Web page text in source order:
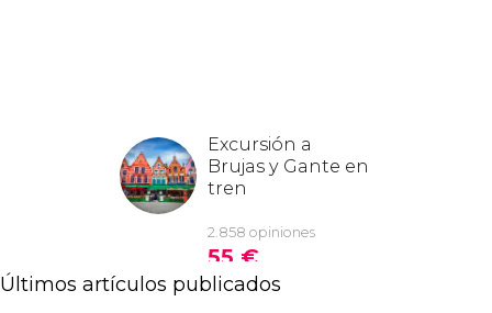
Últimos artículos publicados